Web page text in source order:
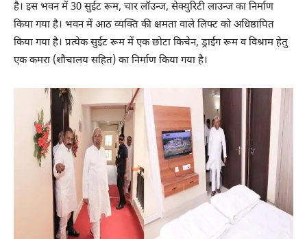
है। इस भवन में 30 सुईट रूम, चार लॉउन्ज, सेक्युरिटी लाउन्ज का निर्माण
किया गया है। भवन में आठ व्यक्ति की क्षमता वाले लिफ्ट को अधिष्ठापित
किया गया है। प्रत्येक सुईट रूम में एक छोटा किचेन, ड्राईंग रूम व विश्राम हेतु
एक कमरा (शौचालय सहित) का निर्माण किया गया है।